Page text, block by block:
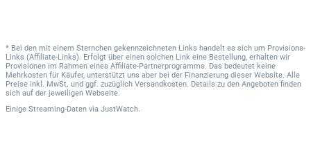
* Bei den mit einem Sternchen gekennzeichneten Links handelt es sich um Provisions-
Links (Affiliate-Links). Erfolgt über einen solchen Link eine Bestellung, erhalten wir
Provisionen im Rahmen eines Affiliate-Partnerprogramms. Das bedeutet keine
Mehrkosten für Käufer, unterstützt uns aber bei der Finanzierung dieser Website. Alle
Preise inkl. MwSt. und ggf. zuzüglich Versandkosten. Details zu den Angeboten finden
sich auf der jeweiligen Webseite.
Einige Streaming-Daten via JustWatch.